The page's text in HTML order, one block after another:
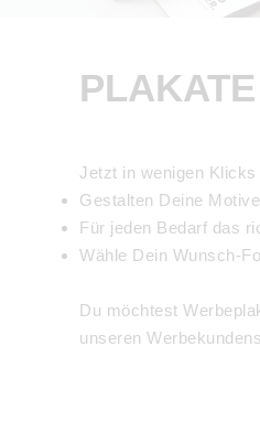
Jetzt in wenigen Klicks
Gestalten Deine Motive
Für jeden Bedarf das
Wähle Dein Wunsch-
Du möchtest
unseren